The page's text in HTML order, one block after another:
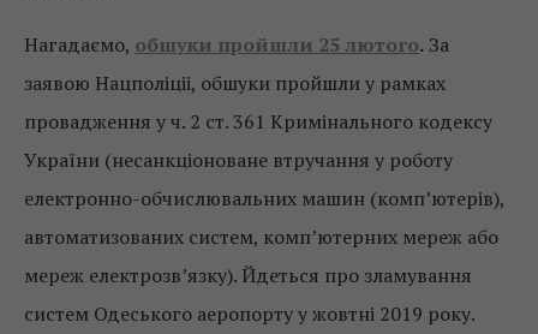
Нагадаємо, обшуки пройшли 25 лютого.За
заявою Нацполіціі, обшуки пройшли у рамках
провадження у ч. 2 ст. 361 Кримінального кодексу
України (несанкціоноване втручання у роботу
електронно-обчислювальних машин (комп’ютерів),
автоматизованих систем, комп’ютерних мереж або
мереж електрозв’язку). Йдеться про зламування
систем Одеського аеропорту у жовтні 2019 року.